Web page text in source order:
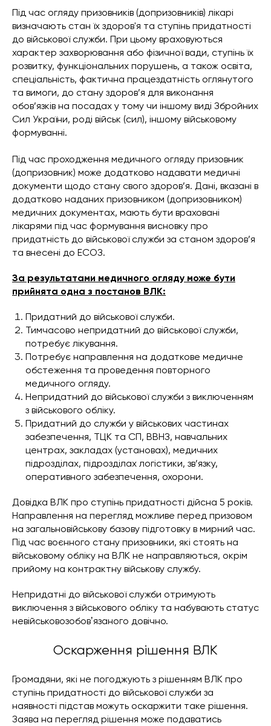
Під час огляду призовників (допризовників) лікарі
визначають стан їх здоров'я та ступінь придатності
до військової служби. При цьому враховуються
характер захворювання або фізичної вади, ступінь їх
розвитку, функціональних порушень, а також освіта,
спеціальність, фактична працездатність оглянутого
та вимоги, до стану здоров’я для виконання
обов’язків на посадах у тому чи іншому виді Збройних
Сил України, роді військ (сил), іншому військовому
формуванні.
Під час проходження медичного огляду призовник
(допризовник) може додатково надавати медичні
документи щодо стану свого здоров’я. Дані, вказані в
додатково наданих призовником (допризовником)
медичних документах, мають бути враховані
лікарями під час формування висновку про
придатність до військової служби за станом здоров’я
та внесені до ЕСОЗ.
За результатами медичного огляду може бути
прийнята одна з постанов ВЛК:
Придатний до військової служби.
Тимчасово непридатний до військової служби,
потребує лікування.
Потребує направлення на додаткове медичне
обстеження та проведення повторного
медичного огляду.
Непридатний до військової служби з виключенням
з військового обліку.
Придатний до служби у військових частинах
забезпечення, ТЦК та СП, ВВНЗ, навчальних
центрах, закладах (установах), медичних
підрозділах, підрозділах логістики, зв’язку,
оперативного забезпечення, охорони.
Довідка ВЛК про ступінь придатності дійсна 5 років.
Направлення на перегляд можливе перед призовом
на загальновійськову базову підготовку в мирний час.
Під час воєнного стану призовники, які стоять на
військовому обліку на ВЛК не направляються, окрім
прийому на контрактну військову службу.
Непридатні до військової служби отримують
виключення з військового обліку та набувають статус
невійськовозобовʼязаного довічно.
Оскарження рішення ВЛК
Громадяни, які не погоджують з рішенням ВЛК про
ступінь придатності до військової служби за
наявності підстав можуть оскаржити таке рішення.
Заява на перегляд рішення може подаватись